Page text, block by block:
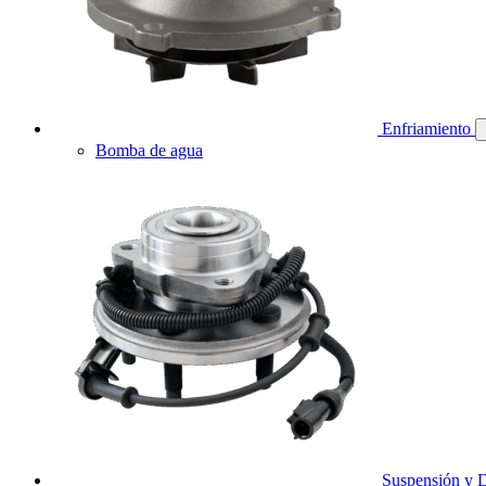
Enfriamiento
Bomba de agua
Suspensión y